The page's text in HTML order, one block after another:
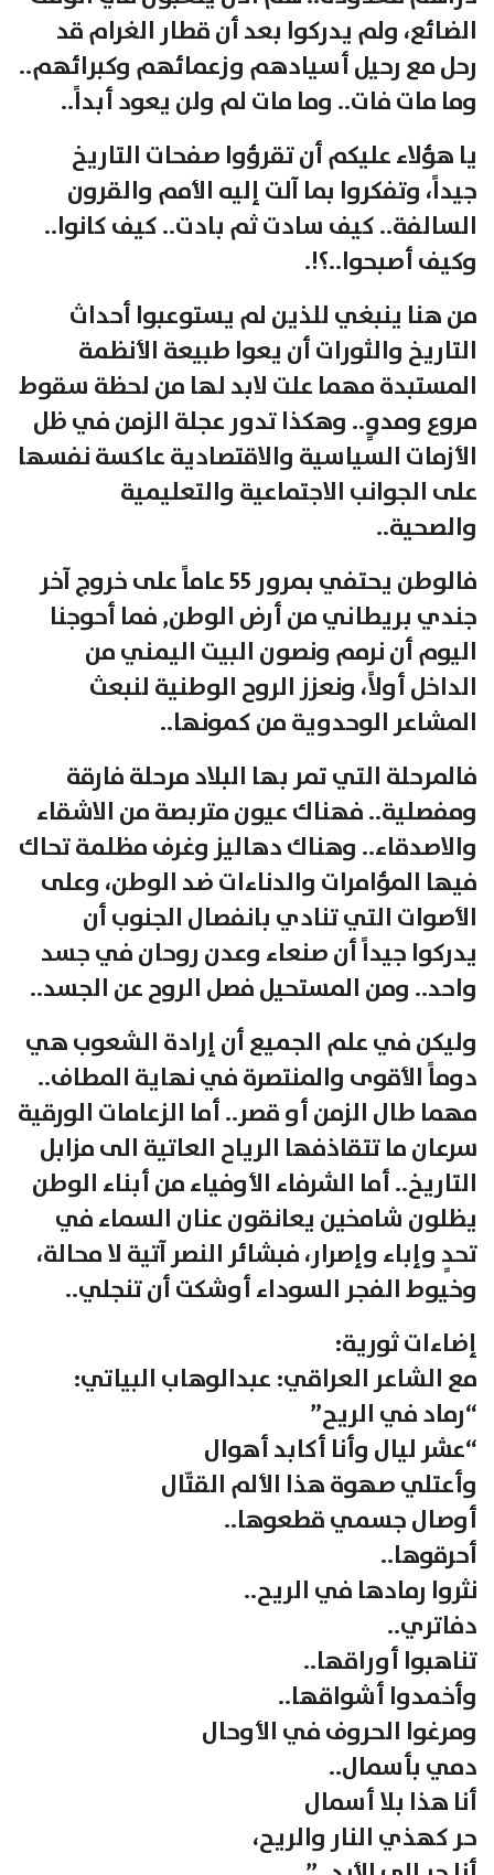
الضائع، ولم يدركوا بعد أن قطار الغرام قد
رحل مع رحيل أسيادهم وزعمائهم وكبرائهم..
وما مات فات.. وما مات لم ولن يعود أبداً..
يا هؤلاء عليكم أن تقرؤوا صفحات التاريخ
جيداً، وتفكروا بما آلت إليه الأمم والقرون
السالفة.. كيف سادت ثم بادت.. كيف كانوا..
وكيف أصبحوا..؟!.
من هنا ينبغي للذين لم يستوعبوا أحداث
التاريخ والثورات أن يعوا طبيعة الأنظمة
المستبدة مهما علت لابد لها من لحظة سقوط
مروع ومدوٍ.. وهكذا تدور عجلة الزمن في ظل
الأزمات السياسية والاقتصادية عاكسة نفسها
على الجوانب الاجتماعية والتعليمية
والصحية..
فالوطن يحتفي بمرور 55 عاماً على خروج آخر
جندي بريطاني من أرض الوطن, فما أحوجنا
اليوم أن نرمم ونصون البيت اليمني من
الداخل أولاً، ونعزز الروح الوطنية لنبعث
المشاعر الوحدوية من كمونها..
فالمرحلة التي تمر بها البلاد مرحلة فارقة
ومفصلية.. فهناك عيون متربصة من الاشقاء
والاصدقاء.. وهناك دهاليز وغرف مظلمة تحاك
فيها المؤامرات والدناءات ضد الوطن، وعلى
الأصوات التي تنادي بانفصال الجنوب أن
يدركوا جيداً أن صنعاء وعدن روحان في جسد
واحد.. ومن المستحيل فصل الروح عن الجسد..
وليكن في علم الجميع أن إرادة الشعوب هي
دوماً الأقوى والمنتصرة في نهاية المطاف..
مهما طال الزمن أو قصر.. أما الزعامات الورقية
سرعان ما تتقاذفها الرياح العاتية الى مزابل
التاريخ.. أما الشرفاء الأوفياء من أبناء الوطن
يظلون شامخين يعانقون عنان السماء في
تحدٍ وإباء وإصرار، فبشائر النصر آتية لا محالة،
وخيوط الفجر السوداء أوشكت أن تنجلي..
إضاءات ثورية:
مع الشاعر العراقي: عبدالوهاب البياتي:
“رماد في الريح”
“عشر ليال وأنا أكابد أهوال
وأعتلي صهوة هذا الألم القتّال
أوصال جسمي قطعوها..
أحرقوها..
نثروا رمادها في الريح..
دفاتري..
تناهبوا أوراقها..
وأخمدوا أشواقها..
ومرغوا الحروف في الأوحال
دمي بأسمال..
أنا هذا بلا أسمال
حر كهذي النار والريح،